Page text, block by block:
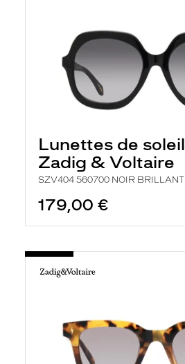
Lunettes de soleil
Zadig & Voltaire
SZV404 560700 NOIR BRILLANT
179,00 €